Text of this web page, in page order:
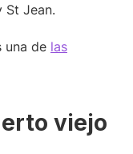
St Jean.
una de las
viejo